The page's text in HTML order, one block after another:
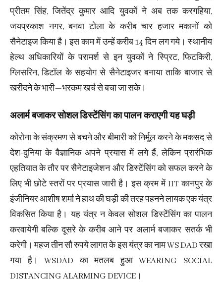
प्रीतम सिंह, जितेंद्र कुमार आदि युवकों ने अब तक करगहिया,
जयप्रकाश नगर, बनवा टोला के ​करीब चार हजार मकानों को
सैनेटाइज किया है। इस काम में उन्हें करीब 14 दिन लग गये। स्थानीय
हेल्थ अधिकारियों के परामर्श से इन युवकों ने स्प्रिट, फिटकिरी,
ग्लिसरिन, डिटॉल के सहयोग से सैनेटाइजर बनाया ताकि बाजार से
खरीदने के भारी—भरकम खर्च से बचा जा सके।
अलार्म बजाकर सोशल डिस्टेंसिंग का पालन कराएगी यह घड़ी
कोरोना के संक्रमण से बचने और बीमारी को निर्मूल करने के मकसद से
देश-दुनिया के वैज्ञानिक अपने प्रयास में लगे हैं, लेकिन प्रारंभिक
एहतियात के तौर पर सैनेटाइजेशन और डिस्टेंसिंग को सफल करने के
लिए भी छोटे स्तरों पर प्रयास जारी है। इस क्रम में IIT कानपुर के
इंजीनियर आशीष शर्मा ने हाथ की घड़ी की तरह पहनने लायक एक यंत्र
विकसित किया है। यह यंत्र न केवल सोशल डिस्टेंसिंग का पालन
करवायेगी बल्कि दूसरे के करीब आने पर अलार्म बजाकर सतर्क भी
करेगी। महज तीन सौ रुपये लागत के इस यंत्र का नाम WS DAD रखा
गया है। WSDAD का मतलब हुआ WEARING SOCIAL
DISTANCING ALARMING DEVICE।